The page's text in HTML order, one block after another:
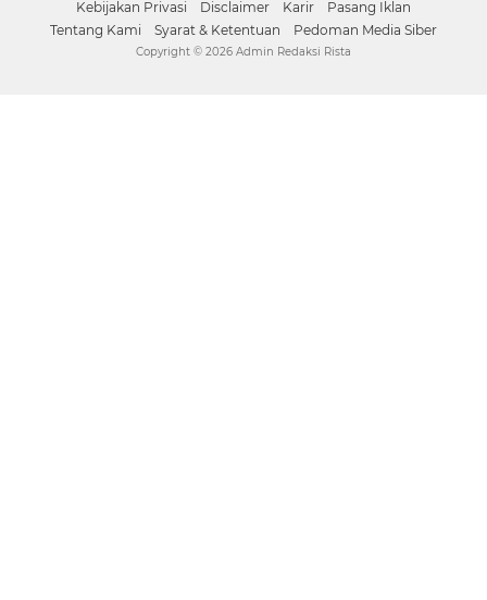
Kebijakan Privasi Disclaimer Karir
Pasang Iklan
Tentang Kami
Syarat & Ketentuan Pedoman Media Siber
Copyright © 2026 Admin Redaksi Rista